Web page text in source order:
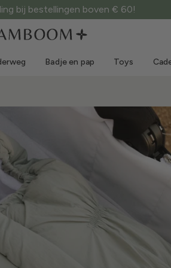
bij bestellingen boven € 60!
Zee
Strandschoentjes
Badje en pap Toys